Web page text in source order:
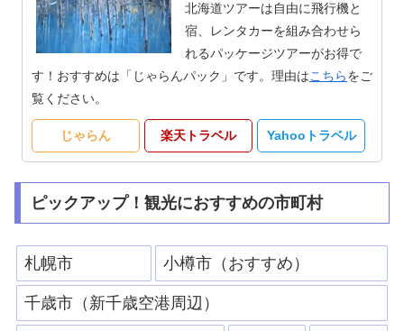
北海道ツアーは自由に飛行機と
宿、レンタカーを組み合わせら
れるパッケージツアーがお得で
す！おすすめは「じゃらんパック」です。理由はこちらをご
覧ください。
じゃらん 楽天トラベル Yahooトラベル
ピックアップ！観光におすすめの市町村
札幌市 小樽市（おすすめ）
千歳市（新千歳空港周辺）